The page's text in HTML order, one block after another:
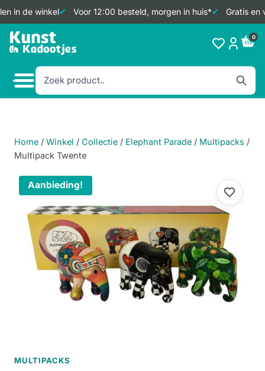
in de winkel Voor 12:00 besteld, morgen in huis* Gratis en
Doorgaan
naar
0
Home / Winkel / Collectie / Elephant Parade / Multipacks /
Multipack Twente
Aanbieding!
MULTIPACKS